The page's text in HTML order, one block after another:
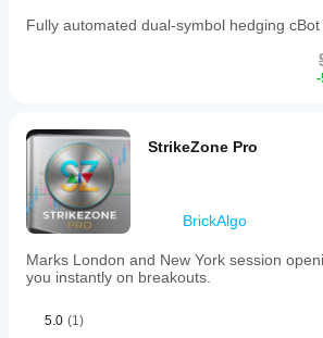
Fully automated dual-symbol hedging cBot
StrikeZone Pro
BrickAlgo
Marks London and New York session
you instantly on breakouts.
5.0 (1)